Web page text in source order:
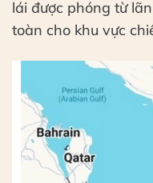
lái được phóng từ
toàn cho khu vực